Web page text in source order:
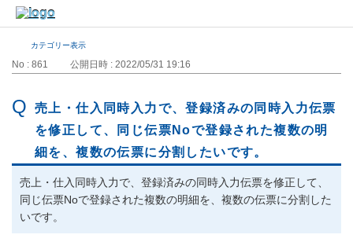
カテゴリー表示
No : 861 公開日時 : 2022/05/31 19:16
売上・仕入同時入力で、登録済みの同時入力伝票
を修正して、同じ伝票Noで登録された複数の明
細を、複数の伝票に分割したいです。
売上・仕入同時入力で、登録済みの同時入力伝票を修正して、
同じ伝票Noで登録された複数の明細を、複数の伝票に分割した
いです。